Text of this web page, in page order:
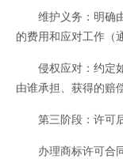
维护义务：明确由
的费用和应对工作（
侵权应对：约定如
由谁承担、获得的赔
第三阶段：许可
办理商标许可合同